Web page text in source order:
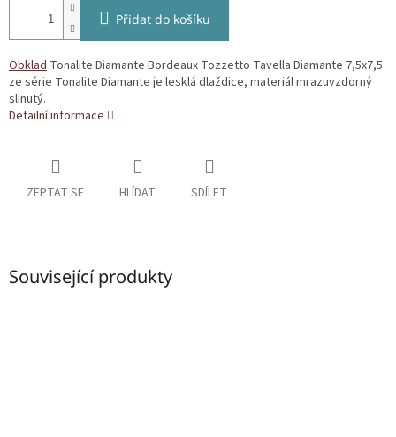
Přidat do košíku
Obklad Tonalite Diamante Bordeaux Tozzetto Tavella Diamante 7,5x7,5
ze série Tonalite Diamante je lesklá dlaždice, materiál mrazuvzdorný
slinutý.
Detailní informace
ZEPTAT SE HLÍDAT SDÍLET
Související produkty